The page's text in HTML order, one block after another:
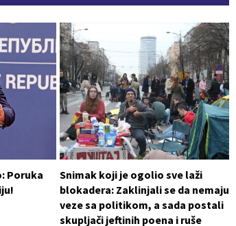
Poruka
Snimak koji je ogolio sve laži
blokadera: Zaklinjali se da nemaju
veze sa politikom, a sada postali
skupljači jeftinih poena i ruše